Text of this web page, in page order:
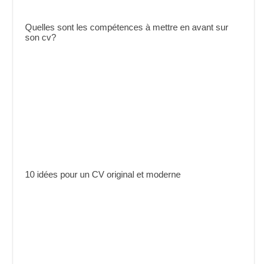
Quelles sont les compétences à mettre en avant sur
son cv?
10 idées pour un CV original et moderne